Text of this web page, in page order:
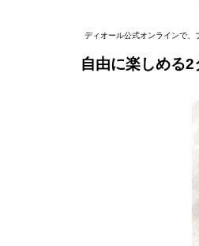
ディオール公式オンラインで、
自由に楽しめる